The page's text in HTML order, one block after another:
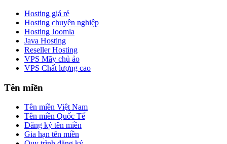
Hosting giá rẻ
Hosting chuyên nghiệp
Hosting Joomla
Java Hosting
Reseller Hosting
VPS Mãy chủ ảo
VPS Chất lượng cao
Tên miền
Tên miền Việt Nam
Tên miền Quốc Tế
Đăng ký tên miền
Gia hạn tên miền